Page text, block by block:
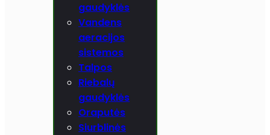
gaudyklės
Vandens
aeracijos
sistemos
Talpos
Riebalų
gaudyklės
Oraputės
Siurblinės